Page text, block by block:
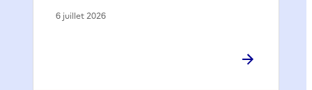
6 juillet 2026